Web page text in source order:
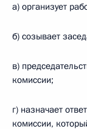
а) организует
б) созывает
в)
комиссии;
г) назначает
комиссии,